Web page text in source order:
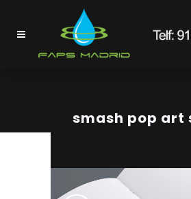
smash pop art